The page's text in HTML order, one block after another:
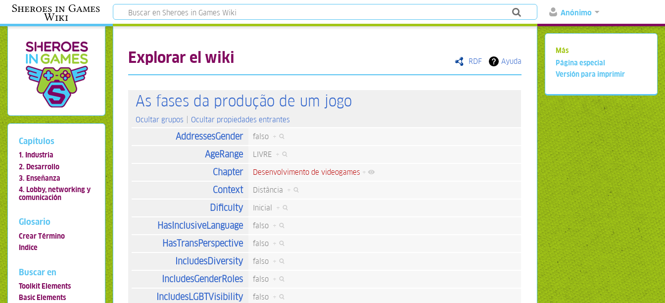
Anónimo
Sheroes in Games
Wiki
RDF Ayuda
Explorar el wiki
As fases da produção de um jogo
Ocultar grupos Ocultar propiedades entrantes
AddressesGender falso +
AgeRange LIVRE +
Chapter Desenvolvimento de videogames +
Context Distância +
Dificulty Inicial +
HasInclusiveLanguage falso +
HasTransPerspective falso +
IncludesDiversity falso +
IncludesGenderRoles falso +
IncludesLGBTVisibility falso +
Capítulos
1. Industria
2. Desarrollo
3. Enseñanza
4. Lobby, networking y
comunicación
Glosario
Crear Término
Indice
Buscar en
Toolkit Elements
Basic Elements
Más
Página especial
Versión para imprimir